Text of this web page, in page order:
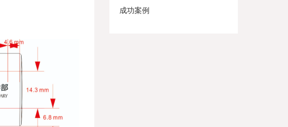
成功案例